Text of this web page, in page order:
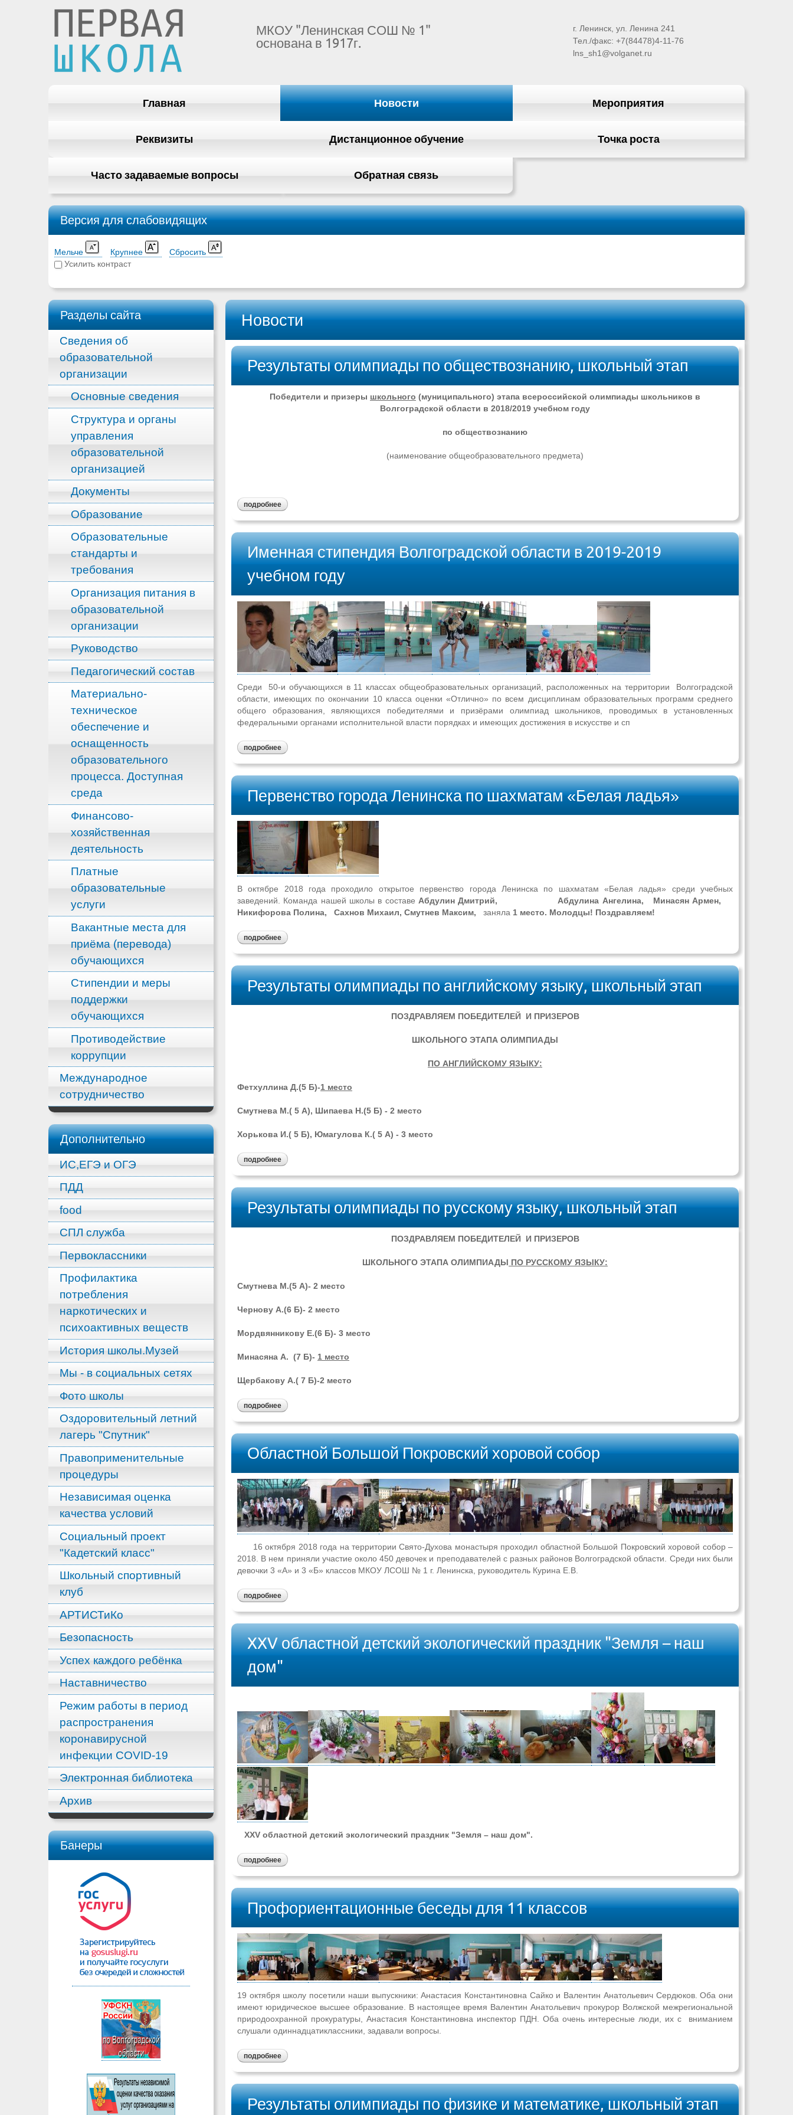
МКОУ "Ленинская СОШ № 1"
основана в 1917г.
г. Ленинск, ул. Ленина 241
Тел./факс: +7(84478)4-11-76
lns_sh1@volganet.ru
Главная Новости Мероприятия
Реквизиты Дистанционное обучение Точка роста
Часто задаваемые вопросы Обратная связь
Версия для слабовидящих
Мельче Крупнее
Сбросить
Усилить контраст
Разделы сайта
Сведения об
образовательной
организации
Основные сведения
Структура и органы
управления
образовательной
организацией
Документы
Образование
Образовательные
стандарты и
требования
Организация питания в
образовательной
организации
Руководство
Педагогический состав
Материально-
техническое
обеспечение и
оснащенность
образовательного
процесса. Доступная
среда
Финансово-
хозяйственная
деятельность
Платные
образовательные
услуги
Вакантные места для
приёма (перевода)
обучающихся
Стипендии и меры
поддержки
обучающихся
Противодействие
коррупции
Международное
сотрудничество
Дополнительно
ИС,ЕГЭ и ОГЭ
ПДД
food
СПЛ служба
Первоклассники
Профилактика
потребления
наркотических и
психоактивных веществ
История школы.Музей
Мы - в социальных сетях
Фото школы
Оздоровительный летний
лагерь "Спутник"
Правоприменительные
процедуры
Независимая оценка
качества условий
Социальный проект
"Кадетский класс"
Школьный спортивный
клуб
АРТИСТиКо
Безопасность
Успех каждого ребёнка
Наставничество
Режим работы в период
распространения
коронавирусной
инфекции COVID-19
Электронная библиотека
Архив
Банеры
Новости
Результаты олимпиады по обществознанию, школьный этап
Победители и призеры школьного (муниципального) этапа всероссийской олимпиады школьников в
Волгоградской области в 2018/2019 учебном году
по обществознанию
(наименование общеобразовательного предмета)
подробнее
Именная стипендия Волгоградской области в 2019-2019
учебном году
Среди 50-и обучающихся в 11 классах общеобразовательных организаций, расположенных на территории Волгоградской
области, имеющих по окончании 10 класса оценки «Отлично» по всем дисциплинам образовательных программ среднего
общего образования, являющихся победителями и призёрами олимпиад школьников, проводимых в установленных
федеральными органами исполнительной власти порядках и имеющих достижения в искусстве и сп
подробнее
Первенство города Ленинска по шахматам «Белая ладья»
В октябре 2018 года проходило открытое первенство города Ленинска по шахматам «Белая ладья» среди учебных
заведений. Команда нашей школы в составе Абдулин Дмитрий, Абдулина Ангелина, Минасян Армен,
Никифорова Полина, Сахнов Михаил, Смутнев Максим, заняла 1 место. Молодцы! Поздравляем!
подробнее
Результаты олимпиады по английскому языку, школьный этап
ПОЗДРАВЛЯЕМ ПОБЕДИТЕЛЕЙ И ПРИЗЕРОВ
ШКОЛЬНОГО ЭТАПА ОЛИМПИАДЫ
ПО АНГЛИЙСКОМУ ЯЗЫКУ:
Фетхуллина Д.(5 Б)-1 место
Смутнева М.( 5 А), Шипаева Н.(5 Б) - 2 место
Хорькова И.( 5 Б), Юмагулова К.( 5 А) - 3 место
подробнее
Результаты олимпиады по русскому языку, школьный этап
ПОЗДРАВЛЯЕМ ПОБЕДИТЕЛЕЙ И ПРИЗЕРОВ
ШКОЛЬНОГО ЭТАПА ОЛИМПИАДЫ ПО РУССКОМУ ЯЗЫКУ:
Смутнева М.(5 А)- 2 место
Чернову А.(6 Б)- 2 место
Мордвянникову Е.(6 Б)- 3 место
Минасяна А. (7 Б)- 1 место
Щербакову А.( 7 Б)-2 место
подробнее
Областной Большой Покровский хоровой собор
16 октября 2018 года на территории Свято-Духова монастыря проходил областной Большой Покровский хоровой собор –
2018. В нем приняли участие около 450 девочек и преподавателей с разных районов Волгоградской области. Среди них были
девочки 3 «А» и 3 «Б» классов МКОУ ЛСОШ № 1 г. Ленинска, руководитель Курина Е.В.
подробнее
XXV областной детский экологический праздник "Земля – наш
дом"
XXV областной детский экологический праздник "Земля – наш дом".
подробнее
Профориентационные беседы для 11 классов
19 октября школу посетили наши выпускники: Анастасия Константиновна Сайко и Валентин Анатольевич Сердюков. Оба они
имеют юридическое высшее образование. В настоящее время Валентин Анатольевич прокурор Волжской межрегиональной
природоохранной прокуратуры, Анастасия Константиновна инспектор ПДН. Оба очень интересные люди, их с вниманием
слушали одиннадцатиклассники, задавали вопросы.
подробнее
Результаты олимпиады по физике и математике, школьный этап